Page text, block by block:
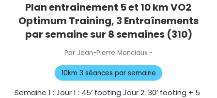
Plan entrainement 5 et 10 km VO2
Optimum Training, 3 Entraînements
par semaine sur 8 semaines (310)
Par Jean-Pierre Monciaux -
le
10km 3 séances par semaine
Semaine 1 : Jour 1 : 45’ footing Jour 2: 30’ footing + 5